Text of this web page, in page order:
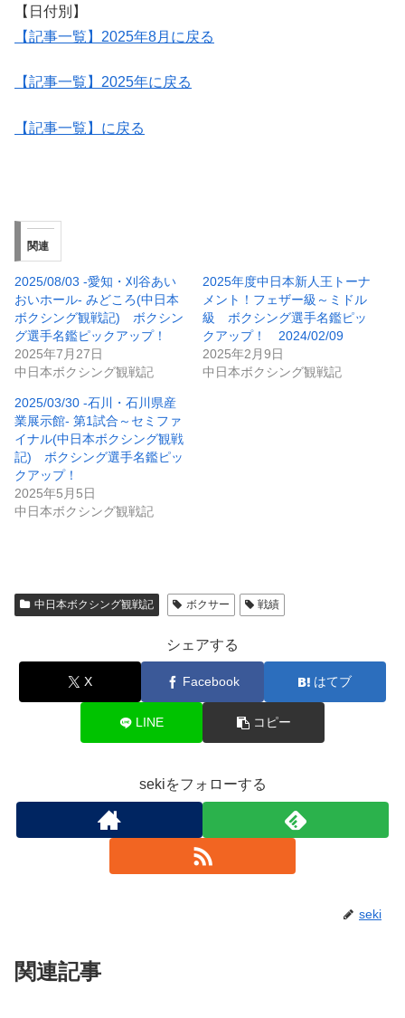
【日付別】
【記事一覧】2025年8月に戻る
【記事一覧】2025年に戻る
【記事一覧】に戻る
関連
2025/08/03 -愛知・刈谷あい
おいホール- みどころ(中日本
ボクシング観戦記) ボクシン
グ選手名鑑ピックアップ！
2025年7月27日
中日本ボクシング観戦記
2025年度中日本新人王トーナ
メント！フェザー級～ミドル
級 ボクシング選手名鑑ピッ
クアップ！ 2024/02/09
2025年2月9日
中日本ボクシング観戦記
2025/03/30 -石川・石川県産
業展示館- 第1試合～セミファ
イナル(中日本ボクシング観戦
記) ボクシング選手名鑑ピッ
クアップ！
2025年5月5日
中日本ボクシング観戦記
中日本ボクシング観戦記 ボクサー 戦績
シェアする
X Facebook はてブ
LINE コピー
sekiをフォローする
seki
関連記事